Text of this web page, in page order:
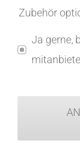
Zubehör
Ja gerne,